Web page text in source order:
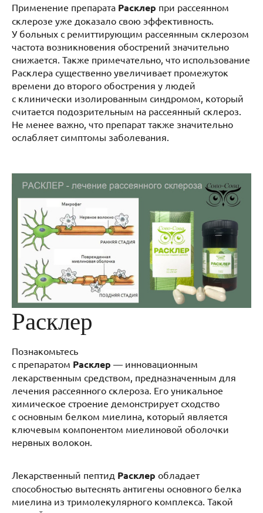
Применение препарата Расклер при рассеянном
склерозе уже доказало свою эффективность.
У больных с ремиттирующим рассеянным склерозом
частота возникновения обострений значительно
снижается. Также примечательно, что использование
Расклера существенно увеличивает промежуток
времени до второго обострения у людей
с клинически изолированным синдромом, который
считается подозрительным на рассеянный склероз.
Не менее важно, что препарат также значительно
ослабляет симптомы заболевания.
Расклер
Познакомьтесь
с препаратом Расклер — инновационным
лекарственным средством, предназначенным для
лечения рассеянного склероза. Его уникальное
химическое строение демонстрирует сходство
с основным белком миелина, который является
ключевым компонентом миелиновой оболочки
нервных волокон.
Лекарственный пептид Расклер обладает
способностью вытеснять антигены основного белка
миелина из тримолекулярного комплекса. Такой